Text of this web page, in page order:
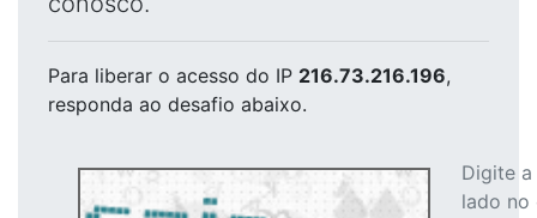
Para liberar o acesso do IP 216.73.216.196,
responda ao desafio abaixo.
Digite
lado no